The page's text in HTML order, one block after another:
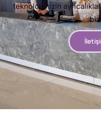
teknolojimizin